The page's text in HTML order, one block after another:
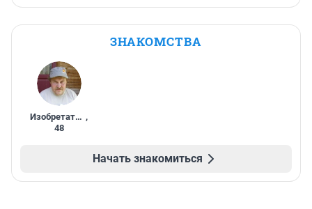
ЗНАКОМСТВА
Изобретатель ,
48
Начать знакомиться